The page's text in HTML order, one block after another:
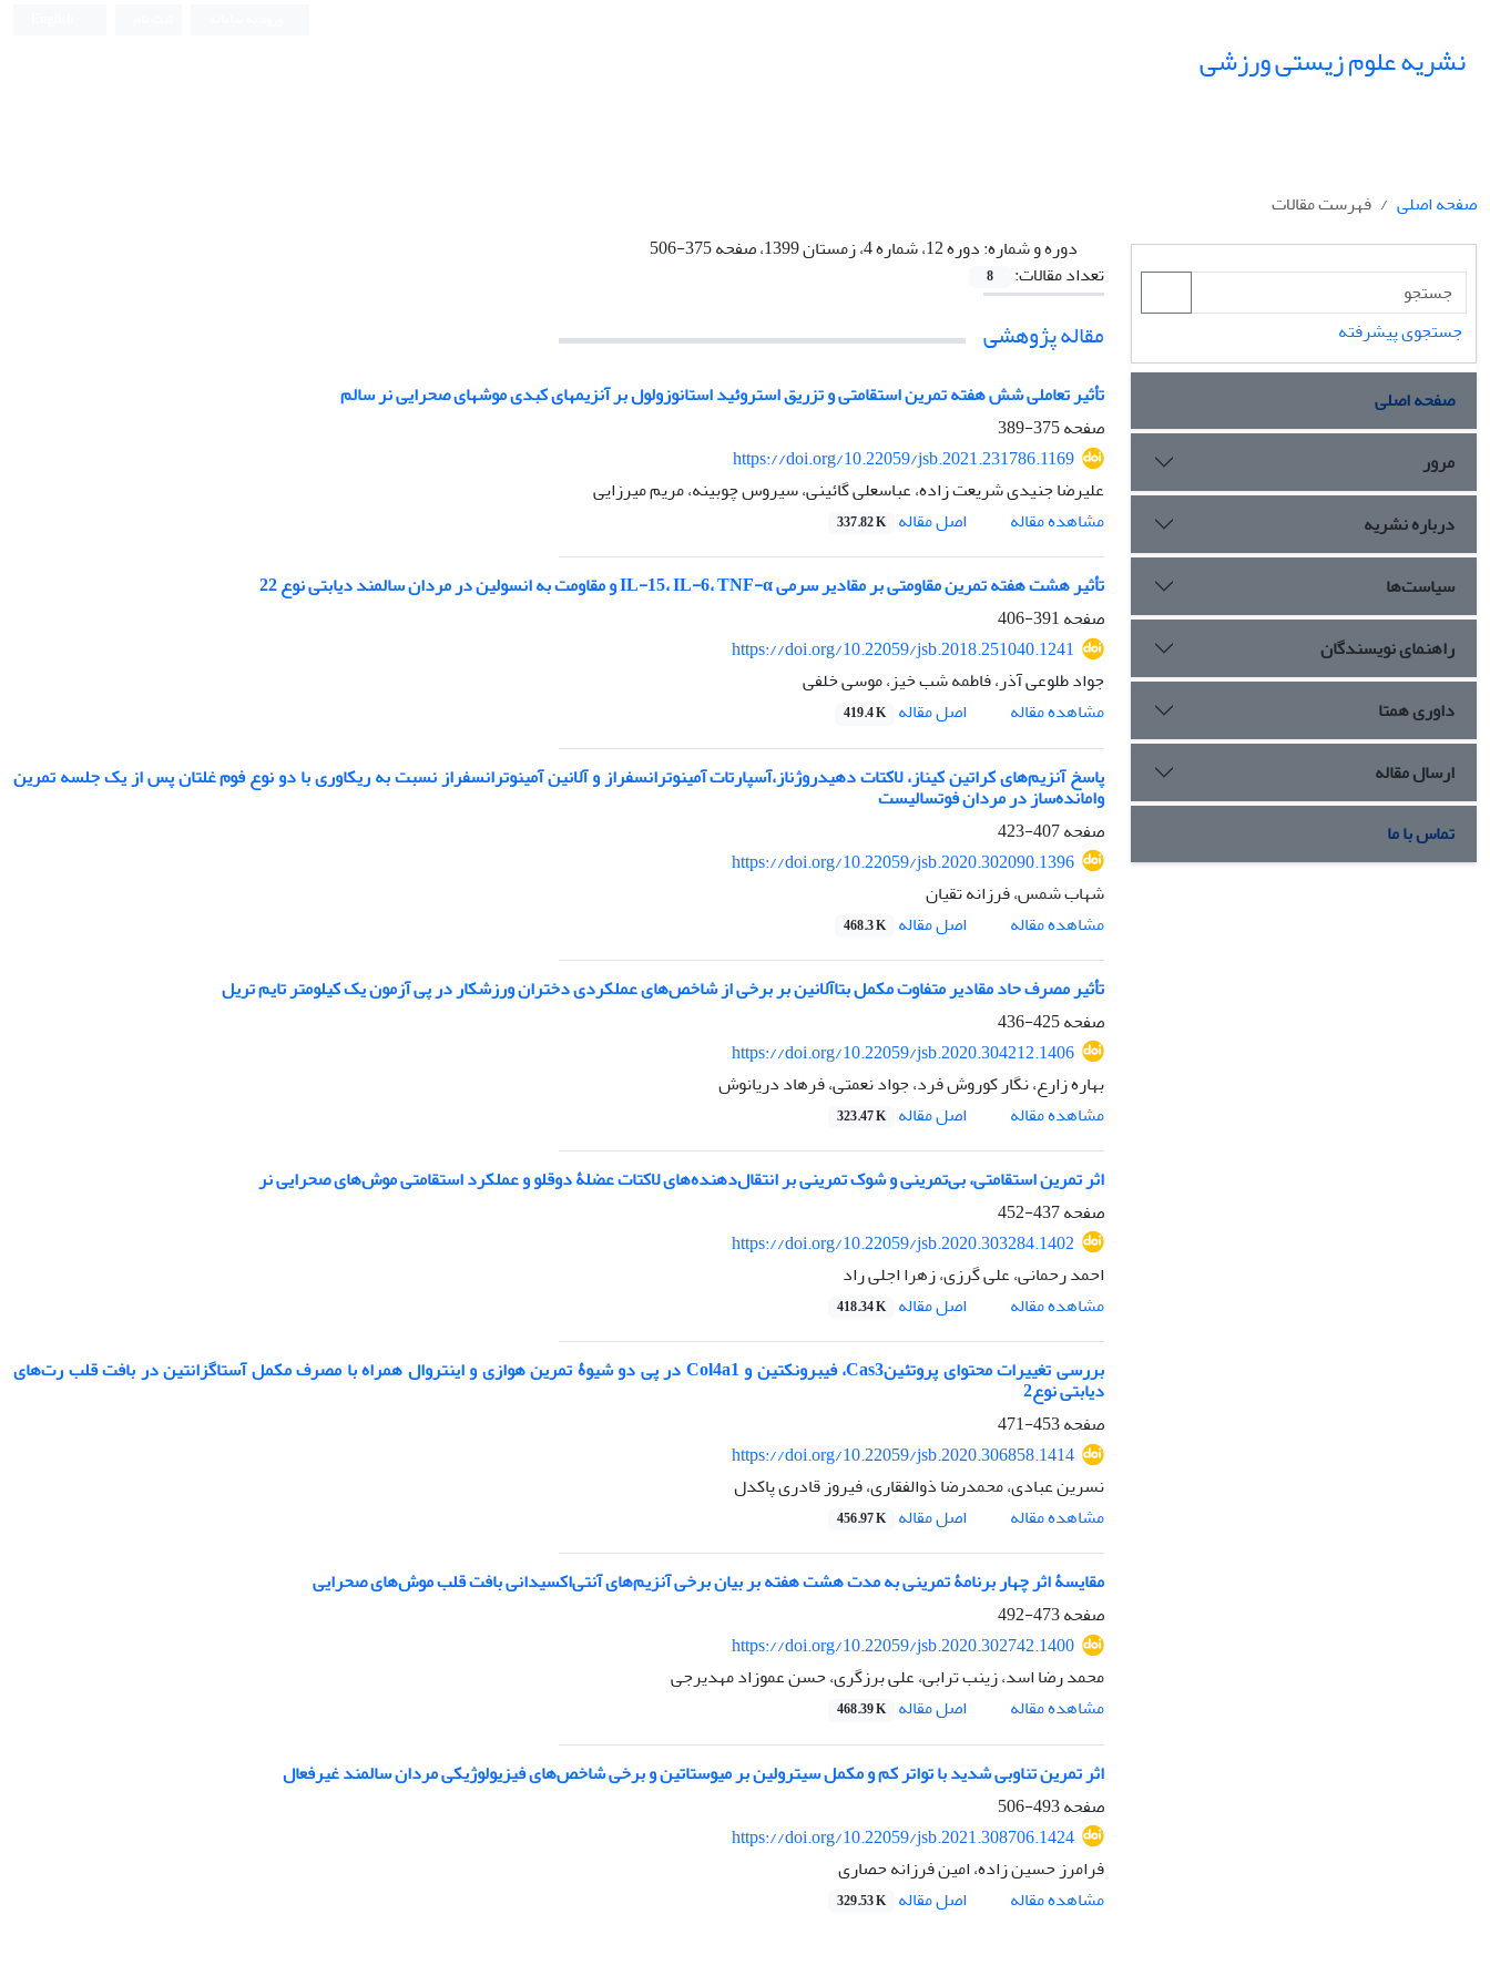
نشریه علوم زیستی ورزشی
صفحه اصلی
فهرست مقالات
دوره و شماره:دوره 12، شماره 4، زمستان 1399، صفحه 375-506
تعداد مقالات:
8
مقاله پژوهشی
تأثیر تعاملی شش هفته تمرین استقامتی و تزریق استروئید استانوزولول بر آنزیمهای کبدی موشهای صحرایی نر سالم
صفحه375-389
https://doi.org/10.22059/jsb.2021.231786.1169
علیرضا جنیدی شریعت زاده، عباسعلی گائینی، سیروس چوبینه، مریم میرزایی
مشاهده مقاله
اصل مقاله 337.82 K
تأثیر هشت هفته تمرین مقاومتی بر مقادیر سرمی IL-15، IL-6، TNF-α و مقاومت به انسولین در مردان سالمند دیابتی نوع 22
صفحه391-406
https://doi.org/10.22059/jsb.2018.251040.1241
جواد طلوعی آذر، فاطمه شب خیز، موسی خلفی
مشاهده مقاله
اصل مقاله 419.4 K
پاسخ آنزیم‌های کراتین کیناز، لاکتات دهیدروژناز،آسپارتات آمینوترانسفراز و آلانین آمینوترانسفراز نسبت به ریکاوری با دو نوع فوم غلتان پس از یک جلسه تمرین
وامانده‌ساز در مردان فوتسالیست
صفحه407-423
https://doi.org/10.22059/jsb.2020.302090.1396
شهاب شمس، فرزانه تقیان
مشاهده مقاله
اصل مقاله 468.3 K
تأثیر مصرف حاد مقادیر متفاوت مکمل بتاآلانین بر برخی از شاخص‌های عملکردی دختران ورزشکار در پی آزمون یک کیلومتر تایم تریل
صفحه425-436
https://doi.org/10.22059/jsb.2020.304212.1406
بهاره زارع، نگار کوروش فرد، جواد نعمتی، فرهاد دریانوش
مشاهده مقاله
اصل مقاله 323.47 K
اثر تمرین استقامتی، بی‌تمرینی و شوک تمرینی بر انتقال‌دهنده‌های لاکتات عضلۀ دوقلو و عملکرد استقامتی موش‌های صحرایی نر
صفحه437-452
https://doi.org/10.22059/jsb.2020.303284.1402
احمد رحمانی، علی گرزی، زهرا اجلی راد
مشاهده مقاله
اصل مقاله 418.34 K
بررسی تغییرات محتوای پروتئینCas3، فیبرونکتین و Col4a1 در پی دو شیوۀ تمرین هوازی و اینتروال همراه با مصرف مکمل آستاگزانتین در بافت قلب رت‌های
دیابتی نوع2
صفحه453-471
https://doi.org/10.22059/jsb.2020.306858.1414
نسرین عبادی، محمدرضا ذوالفقاری، فیروز قادری پاکدل
مشاهده مقاله
اصل مقاله 456.97 K
مقایسۀ اثر چهار برنامۀ تمرینی به مدت هشت هفته بر بیان برخی آنزیم‌های آنتی‌اکسیدانی بافت قلب موش‌های صحرایی
صفحه473-492
https://doi.org/10.22059/jsb.2020.302742.1400
محمد رضا اسد، زینب ترابی، علی برزگری، حسن عموزاد مهدیرجی
مشاهده مقاله
اصل مقاله 468.39 K
اثر تمرین تناوبی شدید با تواتر کم و مکمل سیترولین بر میوستاتین و برخی شاخص‌های فیزیولوژیکی مردان سالمند غیرفعال
صفحه493-506
https://doi.org/10.22059/jsb.2021.308706.1424
فرامرز حسین زاده، امین فرزانه حصاری
مشاهده مقاله
اصل مقاله 329.53 K
جستجوی پیشرفته
صفحه اصلی
مرور
درباره نشریه
سیاست‌ها
راهنمای نویسندگان
داوری همتا
ارسال مقاله
تماس با ما